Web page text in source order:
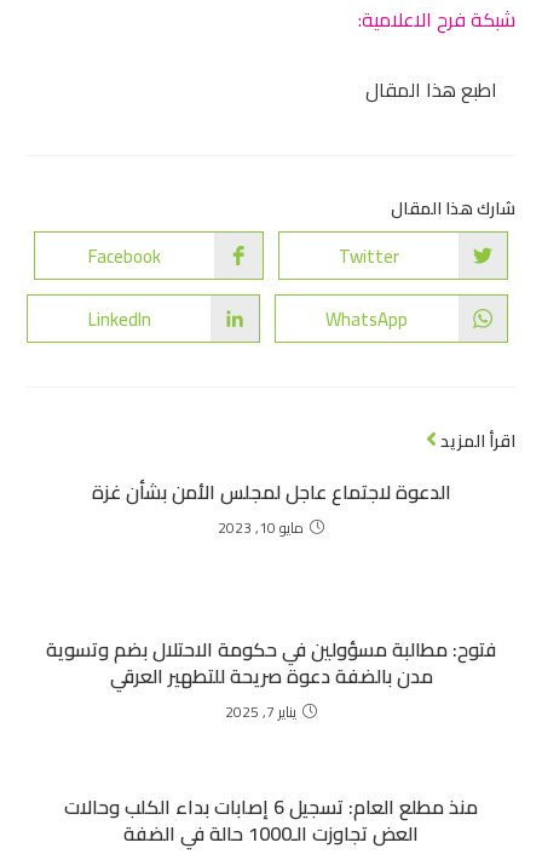
شبكة فرح الاعلامية:
اطبع هذا المقال
شارك هذا المقال
Twitter
Facebook
WhatsApp
LinkedIn
اقرأ المزيد
الدعوة لاجتماع عاجل لمجلس الأمن بشأن غزة
مايو 10, 2023
فتوح: مطالبة مسؤولين في حكومة الاحتلال بضم وتسوية
مدن بالضفة دعوة صريحة للتطهير العرقي
يناير 7, 2025
منذ مطلع العام: تسجيل 6 إصابات بداء الكلب وحالات
العض تجاوزت الـ1000 حالة في الضفة